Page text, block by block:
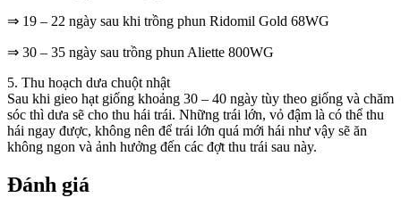
⇒ 19 – 22 ngày sau khi trồng phun Ridomil Gold 68WG
⇒ 30 – 35 ngày sau trồng phun Aliette 800WG
5. Thu hoạch dưa chuột nhật
Sau khi gieo hạt giống khoảng 30 – 40 ngày tùy theo giống và chăm
sóc thì dưa sẽ cho thu hái trái. Những trái lớn, vỏ đậm là có thể thu
hái ngay được, không nên để trái lớn quá mới hái như vậy sẽ ăn
không ngon và ảnh hưởng đến các đợt thu trái sau này.
Đánh giá